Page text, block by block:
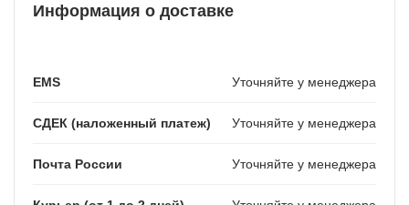
Информация о доставке
EMS Уточняйте у менеджера
СДЕК (наложенный платеж) Уточняйте у менеджера
Почта России Уточняйте у менеджера